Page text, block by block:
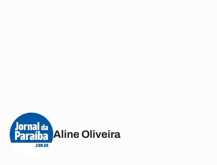
Aline Oliveira